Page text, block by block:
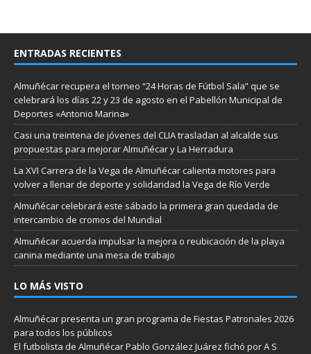
ENTRADAS RECIENTES
Almuñécar recupera el torneo “24 Horas de Fútbol Sala” que se
celebrará los días 22 y 23 de agosto en el Pabellón Municipal de
Deportes «Antonio Marina»
Casi una treintena de jóvenes del CLIA trasladan al alcalde sus
propuestas para mejorar Almuñécar y La Herradura
La XVI Carrera de la Vega de Almuñécar calienta motores para
volver a llenar de deporte y solidaridad la Vega de Río Verde
Almuñécar celebrará este sábado la primera gran quedada de
intercambio de cromos del Mundial
Almuñécar acuerda impulsar la mejora o reubicación de la playa
canina mediante una mesa de trabajo
LO MÁS VISTO
Almuñécar presenta un gran programa de Fiestas Patronales 2026
para todos los públicos
El futbolista de Almuñécar Pablo González Juárez fichó por A S